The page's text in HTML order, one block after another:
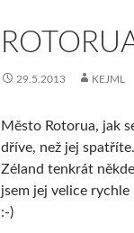
29.5.2013 KEJML
Město Rotorua, jak
dříve, než jej
Zéland tenkrát
jsem jej velice
:-)